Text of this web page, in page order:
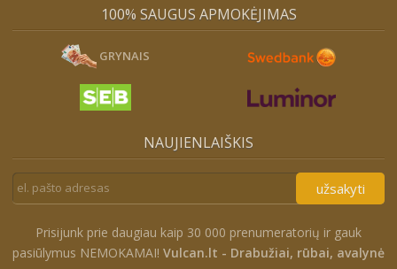
100% SAUGUS APMOKĖJIMAS
GRYNAIS
NAUJIENLAIŠKIS
užsakyti
Prisijunk prie daugiau kaip 30 000 prenumeratorių ir gauk
pasiūlymus NEMOKAMAI! Vulcan.lt - Drabužiai, rūbai, avalynė